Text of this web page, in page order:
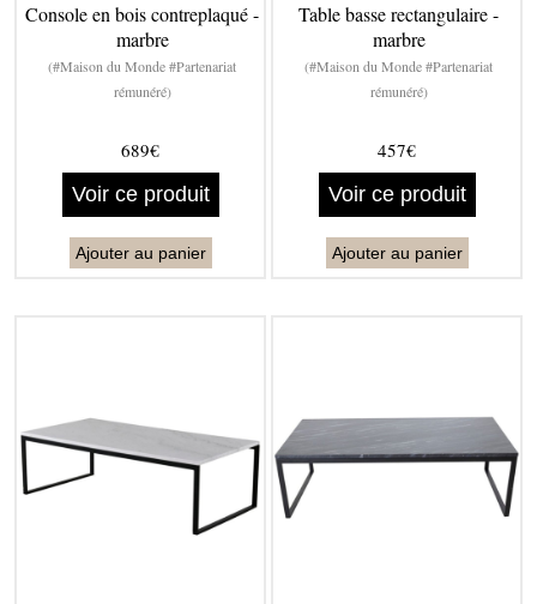
Console en bois contreplaqué -
marbre
(#Maison du Monde #Partenariat
rémunéré)
689€
Voir ce produit
Ajouter au panier
Table basse rectangulaire -
marbre
(#Maison du Monde #Partenariat
rémunéré)
457€
Voir ce produit
Ajouter au panier